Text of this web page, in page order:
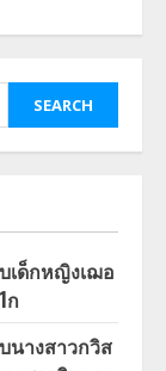
เด็กหญิงเฌอ
ก
นางสาวกวิส